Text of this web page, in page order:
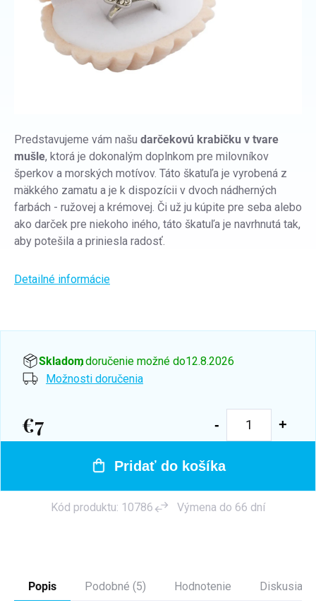
Predstavujeme vám našu darčekovú krabičku v tvare
mušle, ktorá je dokonalým doplnkom pre milovníkov
šperkov a morských motívov. Táto škatuľa je vyrobená z
mäkkého zamatu a je k dispozícii v dvoch nádherných
farbách - ružovej a krémovej. Či už ju kúpite pre seba alebo
ako darček pre niekoho iného, táto škatuľa je navrhnutá tak,
aby potešila a priniesla radosť.
Detailné informácie
Skladom, doručenie možné do12.8.2026
Možnosti doručenia
€7
Jednotková
Pridať do košíka
Kód produktu: 10786 Výmena do 66 dní
Popis Podobné (5) Hodnotenie Diskusia